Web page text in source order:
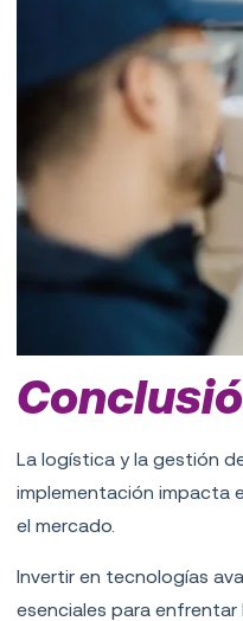
Lalogística y la gestión
implementación impacta
el mercado.
Invertir en tecnologías
esenciales para